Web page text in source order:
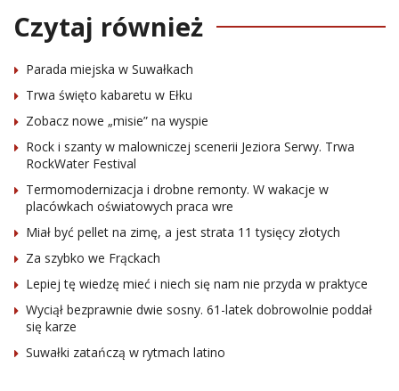
Czytaj również
Parada miejska w Suwałkach
Trwa święto kabaretu w Ełku
Zobacz nowe „misie” na wyspie
Rock i szanty w malowniczej scenerii Jeziora Serwy. Trwa
RockWater Festival
Termomodernizacja i drobne remonty. W wakacje w
placówkach oświatowych praca wre
Miał być pellet na zimę, a jest strata 11 tysięcy złotych
Za szybko we Frąckach
Lepiej tę wiedzę mieć i niech się nam nie przyda w praktyce
Wyciął bezprawnie dwie sosny. 61-latek dobrowolnie poddał
się karze
Suwałki zatańczą w rytmach latino